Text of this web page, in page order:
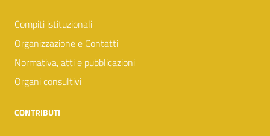
Compiti istituzionali
Organizzazione e Contatti
Normativa, atti e pubblicazioni
Organi consultivi
CONTRIBUTI